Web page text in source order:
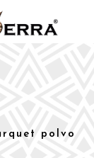
polvo